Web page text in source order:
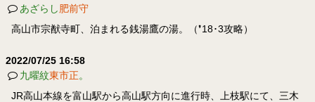
あざらし肥前守
高山市宗猷寺町、泊まれる銭湯鷹の湯。（❜18･3攻略）
2022/07/25 16:58
九曜紋東市正。
JR高山本線を富山駅から高山駅方向に進行時、上枝駅にて、三木